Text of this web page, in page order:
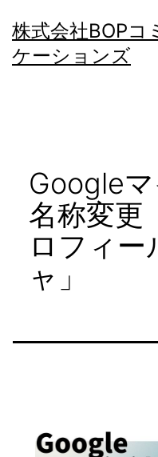
ン
テ
株式会社BOPコ
ケーションズ
Google
名称変更
ロフィー
ャ」